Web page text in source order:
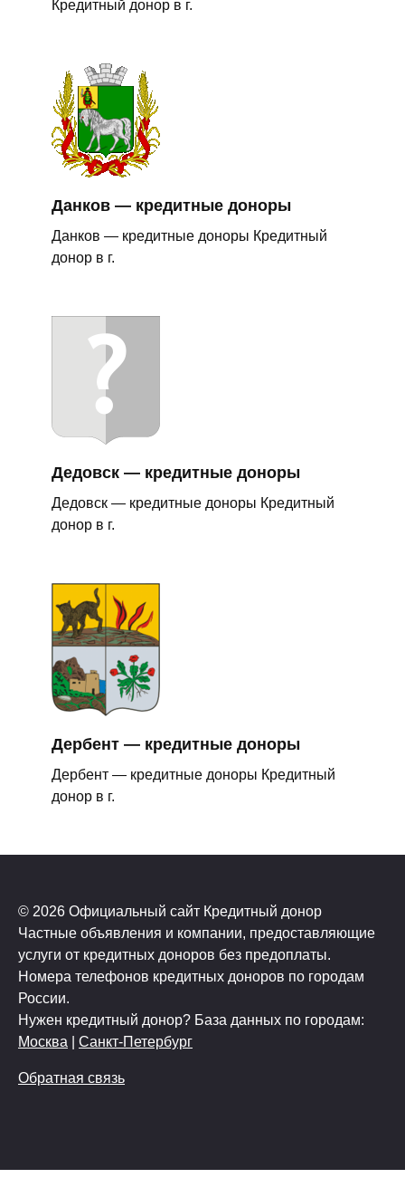
Кредитный донор в г.
Данков — кредитные доноры
Данков — кредитные доноры Кредитный
донор в г.
Дедовск — кредитные доноры
Дедовск — кредитные доноры Кредитный
донор в г.
Дербент — кредитные доноры
Дербент — кредитные доноры Кредитный
донор в г.
© 2026 Официальный сайт Кредитный донор
Частные объявления и компании, предоставляющие
услуги от кредитных доноров без предоплаты.
Номера телефонов кредитных доноров по городам
России.
Нужен кредитный донор? База данных по городам:
Москва | Санкт-Петербург
Обратная связь